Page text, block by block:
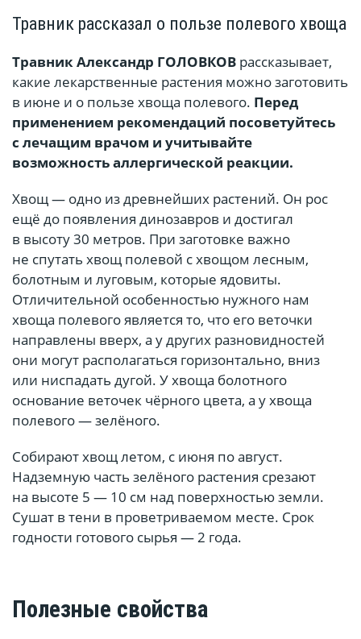
Травник рассказал о пользе полевого хвоща
Травник Александр ГОЛОВКОВ рассказывает,
какие лекарственные растения можно заготовить
в июне и о пользе хвоща полевого. Перед
применением рекомендаций посоветуйтесь
с лечащим врачом и учитывайте
возможность аллергической реакции.
Хвощ — одно из древнейших растений. Он рос
ещё до появления динозавров и достигал
в высоту 30 метров. При заготовке важно
не спутать хвощ полевой с хвощом лесным,
болотным и луговым, которые ядовиты.
Отличительной особенностью нужного нам
хвоща полевого является то, что его веточки
направлены вверх, а у других разновидностей
они могут располагаться горизонтально, вниз
или ниспадать дугой. У хвоща болотного
основание веточек чёрного цвета, а у хвоща
полевого — зелёного.
Собирают хвощ летом, с июня по август.
Надземную часть зелёного растения срезают
на высоте 5 — 10 см над поверхностью земли.
Сушат в тени в проветриваемом месте. Срок
годности готового сырья — 2 года.
Полезные свойства